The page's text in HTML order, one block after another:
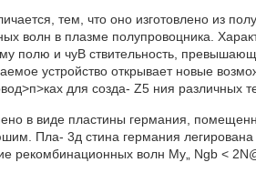
тем, что оно изготовлено из
волн в плазме полупровоцника.
полю и чуB ствительность,
устройство открывает новые
для созда- Z5 ния различных
в виде пластины германия,
Пла- 3д стина германия
рекомбинационных волн Му„ Ngb <